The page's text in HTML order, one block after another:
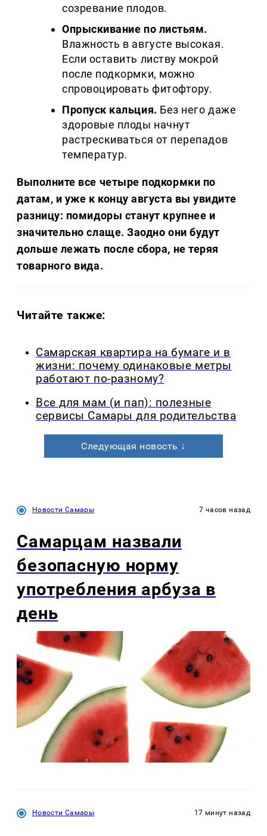
созревание плодов.
Опрыскивание по листьям.
Влажность в августе высокая.
Если оставить листву мокрой
после подкормки, можно
спровоцировать фитофтору.
Пропуск кальция. Без него даже
здоровые плоды начнут
растрескиваться от перепадов
температур.
Выполните все четыре подкормки по
датам, и уже к концу августа вы увидите
разницу: помидоры станут крупнее и
значительно слаще. Заодно они будут
дольше лежать после сбора, не теряя
товарного вида.
Читайте также:
Самарская квартира на бумаге и в
жизни: почему одинаковые метры
работают по-разному?
Все для мам (и пап): полезные
сервисы Самары для родительства
Следующая новость ↓
Новости Самары 7 часов назад
Самарцам назвали
безопасную норму
употребления арбуза в
день
Новости Самары 17 минут назад